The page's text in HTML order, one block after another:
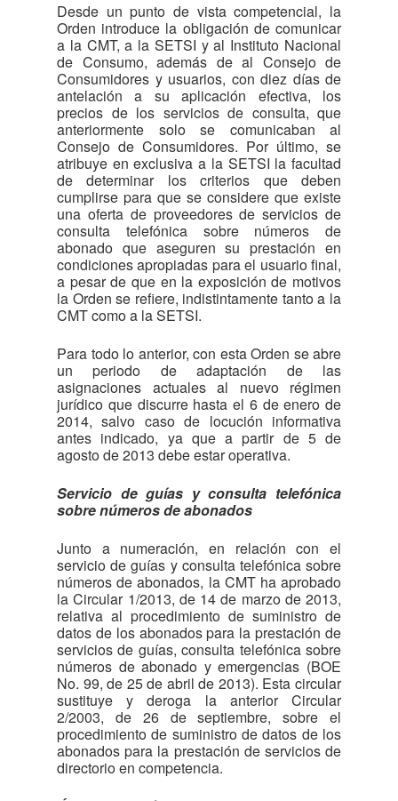
Desde un punto de vista competencial, la
Orden introduce la obligación de comunicar
a la CMT, a la SETSI y al Instituto Nacional
de Consumo, además de al Consejo de
Consumidores y usuarios, con diez días de
antelación a su aplicación efectiva, los
precios de los servicios de consulta, que
anteriormente solo se comunicaban al
Consejo de Consumidores. Por último, se
atribuye en exclusiva a la SETSI la facultad
de determinar los criterios que deben
cumplirse para que se considere que existe
una oferta de proveedores de servicios de
consulta telefónica sobre números de
abonado que aseguren su prestación en
condiciones apropiadas para el usuario final,
a pesar de que en la exposición de motivos
la Orden se refiere, indistintamente tanto a la
CMT como a la SETSI.
Para todo lo anterior, con esta Orden se abre
un periodo de adaptación de las
asignaciones actuales al nuevo régimen
jurídico que discurre hasta el 6 de enero de
2014, salvo caso de locución informativa
antes indicado, ya que a partir de 5 de
agosto de 2013 debe estar operativa.
Servicio de guías y consulta telefónica
sobre números de abonados
Junto a numeración, en relación con el
servicio de guías y consulta telefónica sobre
números de abonados, la CMT ha aprobado
la Circular 1/2013, de 14 de marzo de 2013,
relativa al procedimiento de suministro de
datos de los abonados para la prestación de
servicios de guías, consulta telefónica sobre
números de abonado y emergencias (BOE
No. 99, de 25 de abril de 2013). Esta circular
sustituye y deroga la anterior Circular
2/2003, de 26 de septiembre, sobre el
procedimiento de suministro de datos de los
abonados para la prestación de servicios de
directorio en competencia.